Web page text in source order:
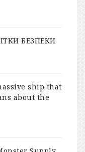
БЕЗПЕКИ
ship that
about the